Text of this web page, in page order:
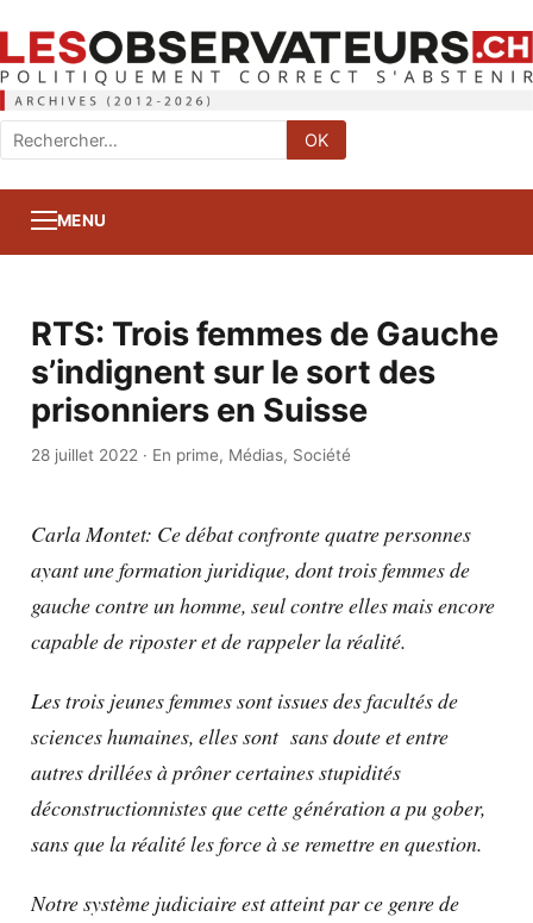
Rechercher
:
OK
MENU
RTS: Trois femmes de Gauche
s’indignent sur le sort des
prisonniers en Suisse
28 juillet 2022· En prime, Médias, Société
Carla Montet: Ce débat confronte quatre personnes
ayant une formation juridique, dont trois femmes de
gauche contre un homme, seul contre elles mais encore
capable de riposter et de rappeler la réalité.
Les trois jeunes femmes sont issues des facultés de
sciences humaines, elles sont sans doute et entre
autres drillées à prôner certaines stupidités
déconstructionnistes que cette génération a pu gober,
sans que la réalité les force à se remettre en question.
Notre système judiciaire est atteint par ce genre de